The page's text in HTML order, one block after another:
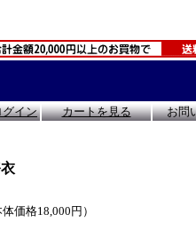
グイン カートを見る お問
体価格18,000円）